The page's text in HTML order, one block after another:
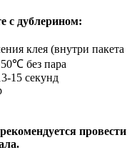
с дублерином:
клея (внутри пакета
без пара
15 секунд
провести